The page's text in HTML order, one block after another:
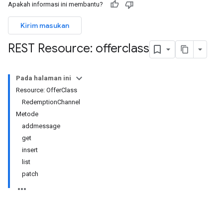
Apakah informasi ini membantu?
Kirim masukan
REST Resource: offerclass
Pada halaman ini
Resource: OfferClass
RedemptionChannel
Metode
addmessage
get
insert
list
patch